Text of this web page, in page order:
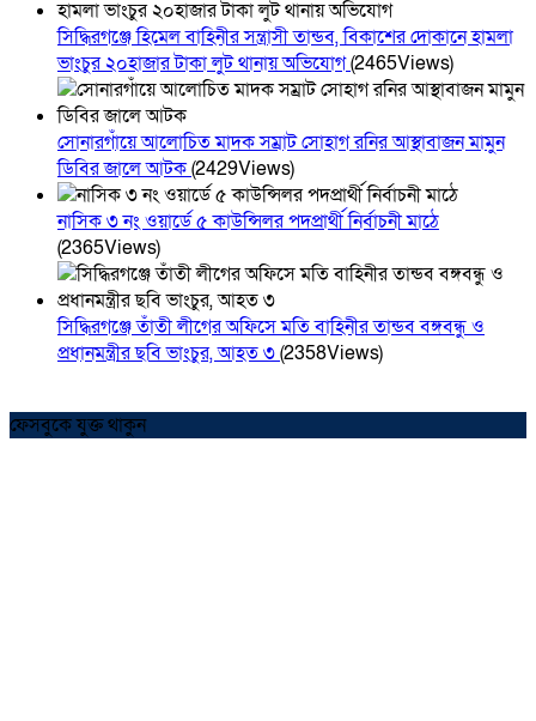
সিদ্ধিরগঞ্জে হিমেল বাহিনীর সন্ত্রাসী তান্ডব, বিকাশের দোকানে হামলা
ভাংচুর ২০হাজার টাকা লুট থানায় অভিযোগ(2465Views)
সোনারগাঁয়ে আলোচিত মাদক সম্রাট সোহাগ রনির আস্থাবাজন মামুন
ডিবির জালে আটক(2429Views)
নাসিক ৩ নং ওয়ার্ডে ৫ কাউন্সিলর পদপ্রার্থী নির্বাচনী মাঠে
(2365Views)
সিদ্ধিরগঞ্জে তাঁতী লীগের অফিসে মতি বাহিনীর তান্ডব বঙ্গবন্ধু ও
প্রধানমন্ত্রীর ছবি ভাংচুর, আহত ৩(2358Views)
ফেসবুকে যুক্ত থাকুন